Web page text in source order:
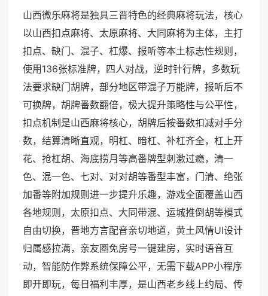
山西微乐麻将是独具三晋特色的经典麻将玩法，核心
以山西扣点麻将、太原麻将、大同麻将为主体，主打
扣点、缺门、混子、杠爆、报听等本土标志性规则，
使用136张标准牌，四人对战，逆时针行牌，多数玩
法要求缺门胡牌，部分地区带混子万能牌，报听后不
可换牌，胡牌番数翻倍，极大提升策略性与公平性，
扣点机制是山西麻将核心，胡牌后按番数扣减对手分
数，结算清晰直观，明杠、暗杠、补杠齐全，杠上开
花、抢杠胡、海底捞月等高番牌型刺激过瘾，清一
色、混一色、七对、对对胡等番型丰富，门清、绝张
加番等附加规则进一步提升乐趣，游戏全面覆盖山西
各地规则，太原扣点、大同带混、运城推倒胡等模式
自由切换，晋地方言配音亲切地道，黄土风情UI设计
归属感拉满，亲友圈免房号一键建房，实时语音互
动，智能防作弊系统保障公平，无需下载APP小程序
即开即玩，每日福利丰厚，是山西老乡线上约局、传